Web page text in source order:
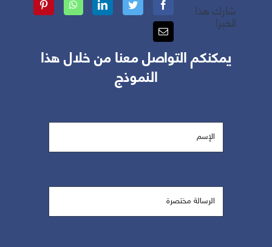
شارك هذا
الخبر!
يمكنكم التواصل معنا من خلال هذا
النموذج